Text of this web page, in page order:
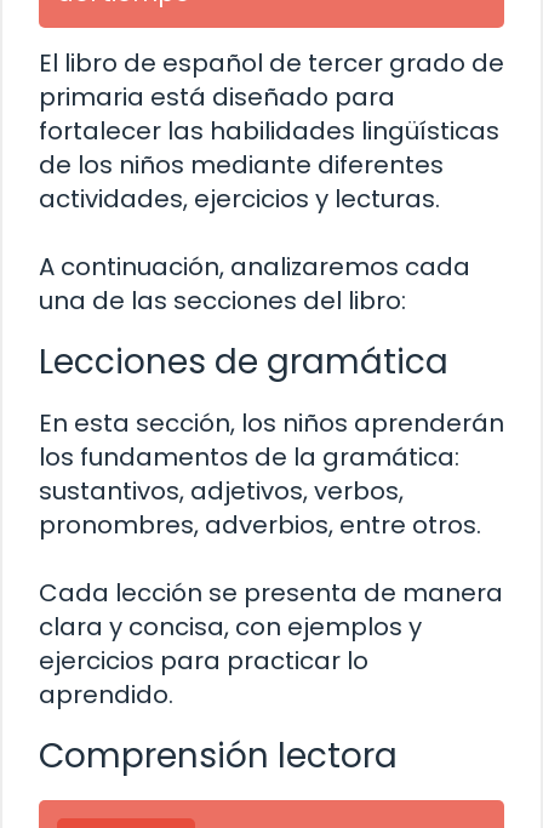
El libro de español de tercer grado de
primaria está diseñado para
fortalecer las habilidades lingüísticas
de los niños mediante diferentes
actividades, ejercicios y lecturas.
A continuación, analizaremos cada
una de las secciones del libro:
Lecciones de gramática
En esta sección, los niños aprenderán
los fundamentos de la gramática:
sustantivos, adjetivos, verbos,
pronombres, adverbios, entre otros.
Cada lección se presenta de manera
clara y concisa, con ejemplos y
ejercicios para practicar lo
aprendido.
Comprensión lectora